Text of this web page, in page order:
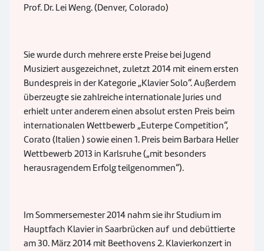
Prof. Dr. Lei Weng. (Denver, Colorado)
Sie wurde durch mehrere erste Preise bei Jugend
Musiziert ausgezeichnet, zuletzt 2014 mit einem ersten
Bundespreis in der Kategorie „Klavier Solo“. Außerdem
überzeugte sie zahlreiche internationale Juries und
erhielt unter anderem einen absolut ersten Preis beim
internationalen Wettbewerb „Euterpe Competition“,
Corato (Italien ) sowie einen 1. Preis beim Barbara Heller
Wettbewerb 2013 in Karlsruhe („mit besonders
herausragendem Erfolg teilgenommen“).
Im Sommersemester 2014 nahm sie ihr Studium im
Hauptfach Klavier in Saarbrücken auf und debüttierte
am 30. März 2014 mit Beethovens 2. Klavierkonzert in